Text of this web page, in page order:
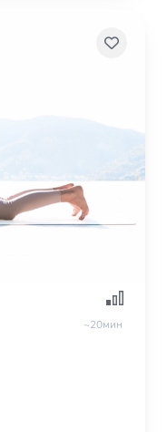
~20мин